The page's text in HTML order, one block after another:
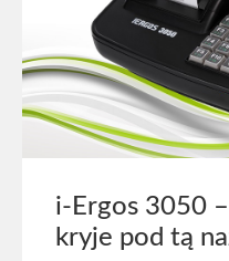
i-Ergos 3050
kryje pod tą